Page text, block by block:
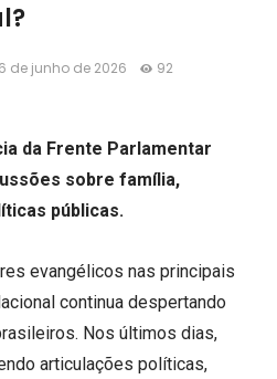
de junho de 2026
92
da Frente Parlamentar
sobre família,
públicas.
evangélicos nas principais
continua despertando
Nos últimos dias,
articulações políticas,